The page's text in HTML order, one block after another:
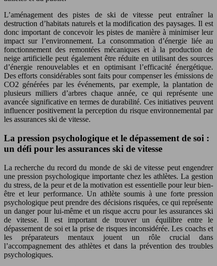
L’aménagement des pistes de ski de vitesse peut entraîner la
destruction d’habitats naturels et la modification des paysages. Il est
donc important de concevoir les pistes de manière à minimiser leur
impact sur l’environnement. La consommation d’énergie liée au
fonctionnement des remontées mécaniques et à la production de
neige artificielle peut également être réduite en utilisant des sources
d’énergie renouvelables et en optimisant l’efficacité énergétique.
Des efforts considérables sont faits pour compenser les émissions de
CO2 générées par les événements, par exemple, la plantation de
plusieurs milliers d’arbres chaque année, ce qui représente une
avancée significative en termes de durabilité. Ces initiatives peuvent
influencer positivement la perception du risque environnemental par
les assurances ski de vitesse.
La pression psychologique et le dépassement de soi :
un défi pour les assurances ski de vitesse
La recherche du record du monde de ski de vitesse peut engendrer
une pression psychologique importante chez les athlètes. La gestion
du stress, de la peur et de la motivation est essentielle pour leur bien-
être et leur performance. Un athlète soumis à une forte pression
psychologique peut prendre des décisions risquées, ce qui représente
un danger pour lui-même et un risque accru pour les assurances ski
de vitesse. Il est important de trouver un équilibre entre le
dépassement de soi et la prise de risques inconsidérée. Les coachs et
les préparateurs mentaux jouent un rôle crucial dans
l’accompagnement des athlètes et dans la prévention des troubles
psychologiques.